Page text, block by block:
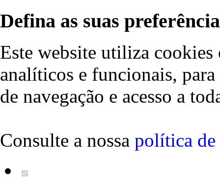
Defina as suas
Este website utiliza cookies
analíticos e funcionais,
de navegação e acesso a
Consulte a nossa política de